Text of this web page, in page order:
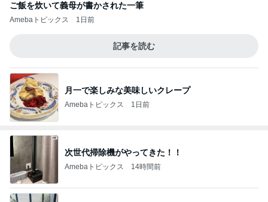
ご飯を炊いて義母が書かされた一筆
Amebaトピックス 1日前
記事を読む
月一で楽しみな美味しいクレープ
Amebaトピックス 1日前
次世代掃除機がやってきた！！
Amebaトピックス 14時間前